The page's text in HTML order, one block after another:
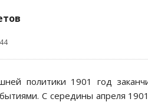
политики 1901 год
С середины апреля